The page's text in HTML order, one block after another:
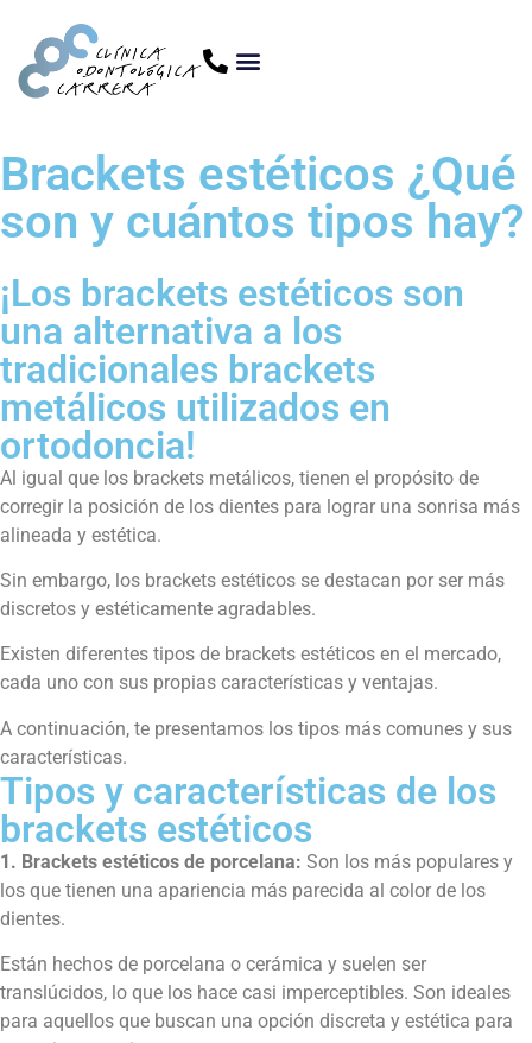
Brackets estéticos ¿Qué
son y cuántos tipos hay?
¡Los brackets estéticos son
una alternativa a los
tradicionales brackets
metálicos utilizados en
ortodoncia!
Al igual que los brackets metálicos, tienen el propósito de
corregir la posición de los dientes para lograr una sonrisa más
alineada y estética.
Sin embargo, los brackets estéticos se destacan por ser más
discretos y estéticamente agradables.
Existen diferentes tipos de brackets estéticos en el mercado,
cada uno con sus propias características y ventajas.
A continuación, te presentamos los tipos más comunes y sus
características.
Tipos y características de los
brackets estéticos
1. Brackets estéticos de porcelana: Son los más populares y
los que tienen una apariencia más parecida al color de los
dientes.
Están hechos de porcelana o cerámica y suelen ser
translúcidos, lo que los hace casi imperceptibles. Son ideales
para aquellos que buscan una opción discreta y estética para